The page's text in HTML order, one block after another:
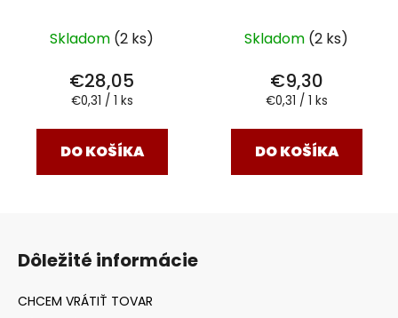
Skladom (2 ks)
€28,05
Jednotková
€0,31 / 1 ks
DO KOŠÍKA
Skladom (2 ks)
€9,30
Jednotková
€0,31 / 1 ks
DO KOŠÍKA
Dôležité informácie